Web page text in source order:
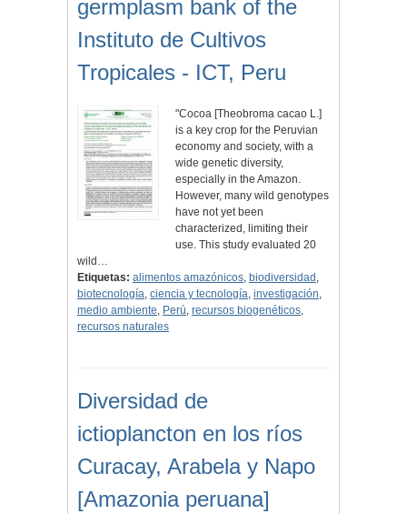
germplasm bank of the
Instituto de Cultivos
Tropicales - ICT, Peru
"Cocoa [Theobroma cacao L.]
is a key crop for the Peruvian
economy and society, with a
wide genetic diversity,
especially in the Amazon.
However, many wild genotypes
have not yet been
characterized, limiting their
use. This study evaluated 20
wild…
Etiquetas: alimentos amazónicos, biodiversidad ,
biotecnología, ciencia y tecnología, investigación,
medio ambiente, Perú, recursos biogenéticos,
recursos naturales
Diversidad de
ictioplancton en los ríos
Curacay, Arabela y Napo
[Amazonia peruana]